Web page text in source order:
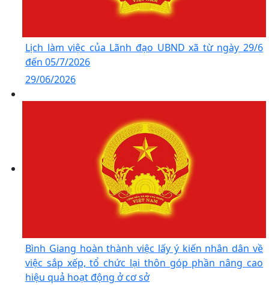
Lịch làm việc của Lãnh đạo UBND xã từ ngày 29/6
đến 05/7/2026
29/06/2026
Bình Giang hoàn thành việc lấy ý kiến nhân dân về
việc sắp xếp, tổ chức lại thôn góp phần nâng cao
hiệu quả hoạt động ở cơ sở